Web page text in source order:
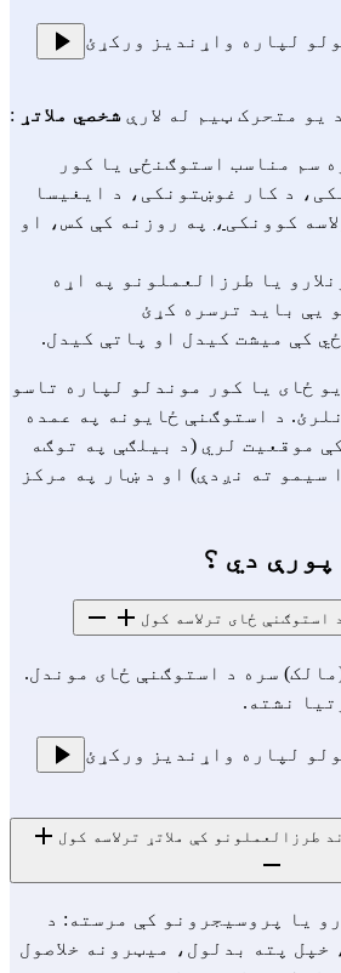
لپاره واړندیز ورکړئ
یو متحرک ټیم له لارې شخصي ملاتړ :
،
یې باید ترسره کړئ
کې میشت کیدل او پاتې کیدل.
دي ؟
ځای ترلاسه کول
سره د استوګنې ځای موندل.
نشته.
لپاره واړندیز ورکړئ
طرزالعملونو کې ملاتړ ترلاسه کول
خپل پته بدلول، میټرونه خلاصول